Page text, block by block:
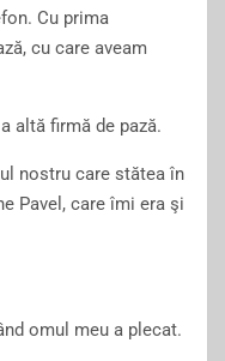
Cu prima
cu care aveam
altă firmă de pază.
nostru care stătea în
Pavel, care îmi era şi
omul meu a plecat.